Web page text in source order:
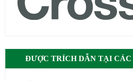
ĐƯỢC TRÍCH DẪN TẠI CÁC